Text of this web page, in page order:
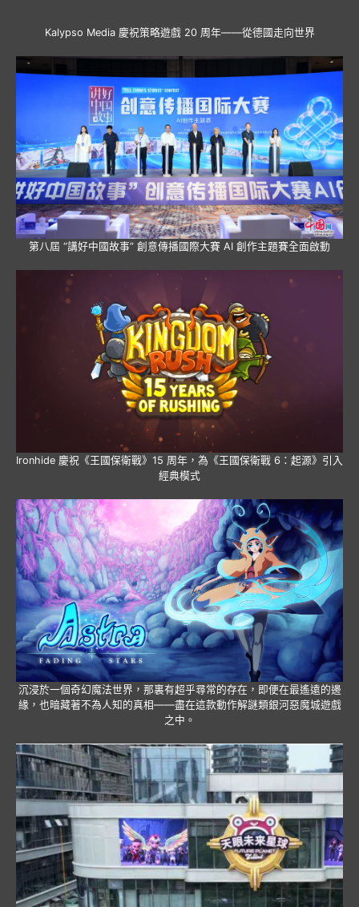
Kalypso Media 慶祝策略遊戲 20 周年——從德國走向世界
第八屆 “講好中國故事” 創意傳播國際大賽 AI 創作主題賽全面啟動
Ironhide 慶祝《王國保衛戰》15 周年，為《王國保衛戰 6：起源》引入
經典模式
沉浸於一個奇幻魔法世界，那裏有超乎尋常的存在，即便在最遙遠的邊
緣，也暗藏著不為人知的真相——盡在這款動作解謎類銀河惡魔城遊戲
之中。